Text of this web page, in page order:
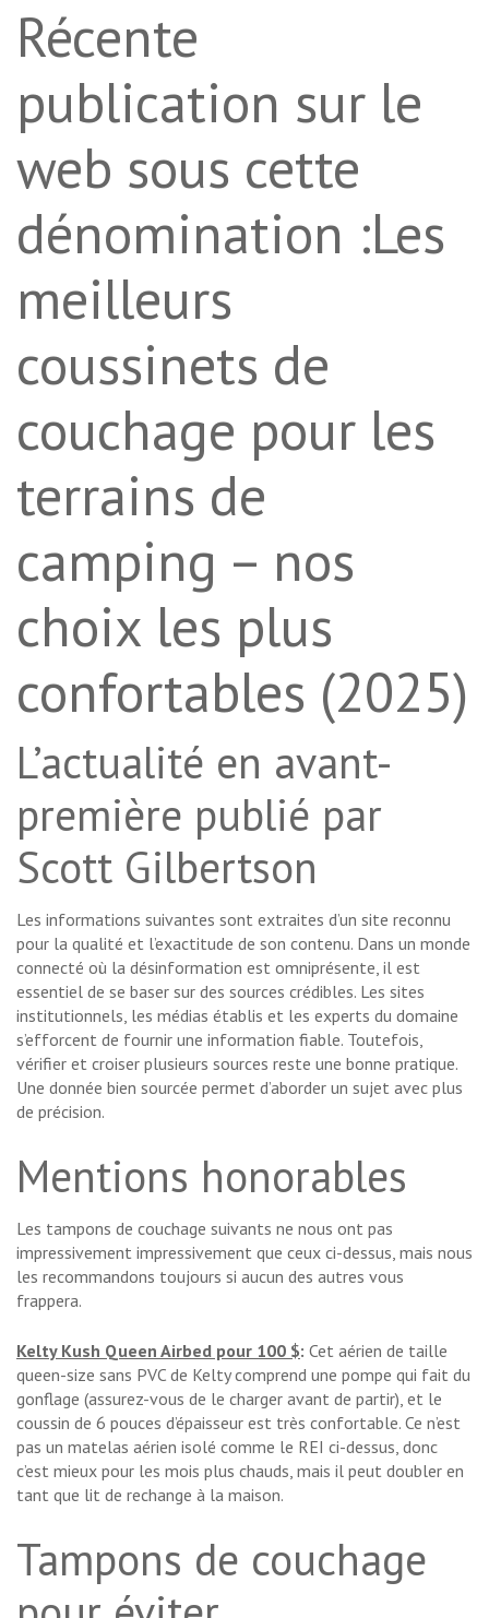
Récente
publication sur le
web sous cette
dénomination :Les
meilleurs
coussinets de
couchage pour les
terrains de
camping – nos
choix les plus
confortables (2025)
L’actualité en avant-
première publié par
Scott Gilbertson
Les informations suivantes sont extraites d’un site reconnu
pour la qualité et l’exactitude de son contenu. Dans un monde
connecté où la désinformation est omniprésente, il est
essentiel de se baser sur des sources crédibles. Les sites
institutionnels, les médias établis et les experts du domaine
s’efforcent de fournir une information fiable. Toutefois,
vérifier et croiser plusieurs sources reste une bonne pratique.
Une donnée bien sourcée permet d’aborder un sujet avec plus
de précision.
Mentions honorables
Les tampons de couchage suivants ne nous ont pas
impressivement impressivement que ceux ci-dessus, mais nous
les recommandons toujours si aucun des autres vous
frappera.
Kelty Kush Queen Airbed pour 100 $: Cet aérien de taille
queen-size sans PVC de Kelty comprend une pompe qui fait du
gonflage (assurez-vous de le charger avant de partir), et le
coussin de 6 pouces d’épaisseur est très confortable. Ce n’est
pas un matelas aérien isolé comme le REI ci-dessus, donc
c’est mieux pour les mois plus chauds, mais il peut doubler en
tant que lit de rechange à la maison.
Tampons de couchage